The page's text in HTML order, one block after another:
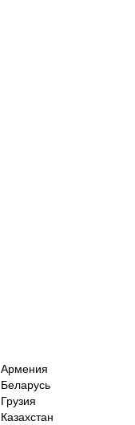
Армения
Беларусь
Грузия
Казахстан